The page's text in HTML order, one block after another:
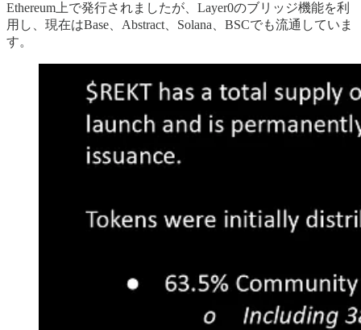
Ethereum上で発行されましたが、Layer0のブリッジ機能を利
用し、現在はBase、Abstract、Solana、BSCでも流通していま
す。